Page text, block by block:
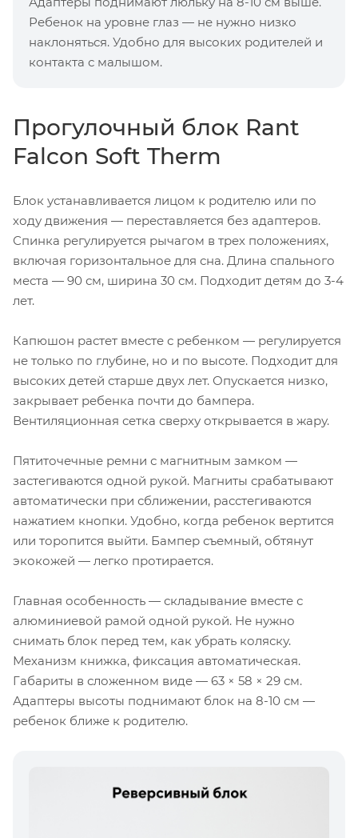
Ребенок на уровне глаз — не нужно низко
наклоняться. Удобно для высоких родителей и
контакта с малышом.
Прогулочный блок Rant
Falcon Soft Therm
Блок устанавливается лицом к родителю или по
ходу движения — переставляется без адаптеров.
Спинка регулируется рычагом в трех положениях,
включая горизонтальное для сна. Длина спального
места — 90 см, ширина 30 см. Подходит детям до 3-4
лет.
Капюшон растет вместе с ребенком — регулируется
не только по глубине, но и по высоте. Подходит для
высоких детей старше двух лет. Опускается низко,
закрывает ребенка почти до бампера.
Вентиляционная сетка сверху открывается в жару.
Пятиточечные ремни с магнитным замком —
застегиваются одной рукой. Магниты срабатывают
автоматически при сближении, расстегиваются
нажатием кнопки. Удобно, когда ребенок вертится
или торопится выйти. Бампер съемный, обтянут
экокожей — легко протирается.
Главная особенность — складывание вместе с
алюминиевой рамой одной рукой. Не нужно
снимать блок перед тем, как убрать коляску.
Механизм книжка, фиксация автоматическая.
Габариты в сложенном виде — 63 × 58 × 29 см.
Адаптеры высоты поднимают блок на 8-10 см —
ребенок ближе к родителю.